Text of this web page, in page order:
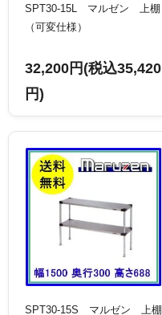
SPT30-15L マルゼン 上棚
（可変仕様）
32,200円(税込35,420
円)
SPT30-15S マルゼン 上棚